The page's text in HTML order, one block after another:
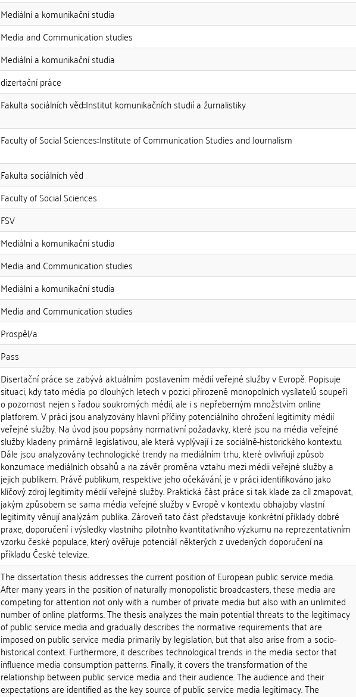
Mediální a komunikační studia
Media and Communication studies
Mediální a komunikační studia
dizertační práce
Fakulta sociálních věd::Institut komunikačních studií a žurnalistiky
Faculty of Social Sciences::Institute of Communication Studies and Journalism
Fakulta sociálních věd
Faculty of Social Sciences
FSV
Mediální a komunikační studia
Media and Communication studies
Mediální a komunikační studia
Media and Communication studies
Prospěl/a
Pass
Disertační práce se zabývá aktuálním postavením médií veřejné služby v Evropě. Popisuje
situaci, kdy tato média po dlouhých letech v pozici přirozeně monopolních vysílatelů soupeří
o pozornost nejen s řadou soukromých médií, ale i s nepřeberným množstvím online
platforem. V práci jsou analyzovány hlavní příčiny potenciálního ohrožení legitimity médií
veřejné služby. Na úvod jsou popsány normativní požadavky, které jsou na média veřejné
služby kladeny primárně legislativou, ale která vyplývají i ze sociálně-historického kontextu.
Dále jsou analyzovány technologické trendy na mediálním trhu, které ovlivňují způsob
konzumace mediálních obsahů a na závěr proměna vztahu mezi médii veřejné služby a
jejich publikem. Právě publikum, respektive jeho očekávání, je v práci identifikováno jako
klíčový zdroj legitimity médií veřejné služby. Praktická část práce si tak klade za cíl zmapovat,
jakým způsobem se sama média veřejné služby v Evropě v kontextu obhajoby vlastní
legitimity věnují analýzám publika. Zároveň tato část představuje konkrétní příklady dobré
praxe, doporučení i výsledky vlastního pilotního kvantitativního výzkumu na reprezentativním
vzorku české populace, který ověřuje potenciál některých z uvedených doporučení na
příkladu České televize.
The dissertation thesis addresses the current position of European public service media.
After many years in the position of naturally monopolistic broadcasters, these media are
competing for attention not only with a number of private media but also with an unlimited
number of online platforms. The thesis analyzes the main potential threats to the legitimacy
of public service media and gradually describes the normative requirements that are
imposed on public service media primarily by legislation, but that also arise from a socio-
historical context. Furthermore, it describes technological trends in the media sector that
influence media consumption patterns. Finally, it covers the transformation of the
relationship between public service media and their audience. The audience and their
expectations are identified as the key source of public service media legitimacy. The